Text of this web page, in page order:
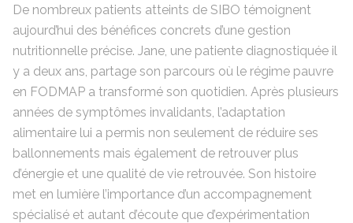
De nombreux patients atteints de SIBO témoignent
aujourd’hui des bénéfices concrets d’une gestion
nutritionnelle précise. Jane, une patiente diagnostiquée il
y a deux ans, partage son parcours où le régime pauvre
en FODMAP a transformé son quotidien. Après plusieurs
années de symptômes invalidants, l’adaptation
alimentaire lui a permis non seulement de réduire ses
ballonnements mais également de retrouver plus
d’énergie et une qualité de vie retrouvée. Son histoire
met en lumière l’importance d’un accompagnement
spécialisé et autant d’écoute que d’expérimentation